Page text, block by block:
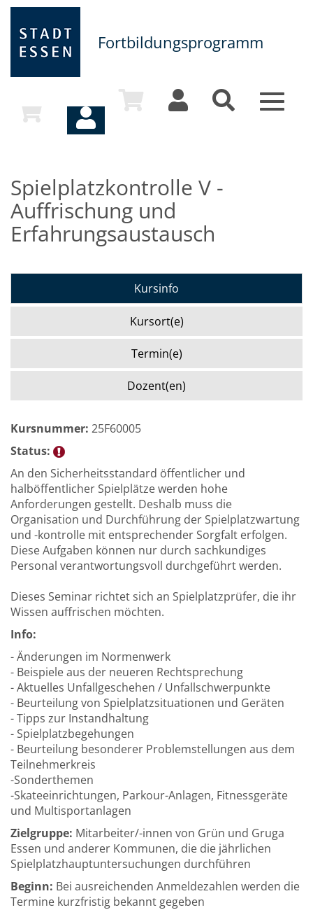
Fortbildungsprogramm
Toggle
Spielplatzkontrolle V -
Auffrischung und
Erfahrungsaustausch
Kursinfo
Kursort(e)
Termin(e)
Dozent(en)
Kursnummer: 25F60005
Status:
An den Sicherheitsstandard öffentlicher und
halböffentlicher Spielplätze werden hohe
Anforderungen gestellt. Deshalb muss die
Organisation und Durchführung der Spielplatzwartung
und -kontrolle mit entsprechender Sorgfalt erfolgen.
Diese Aufgaben können nur durch sachkundiges
Personal verantwortungsvoll durchgeführt werden.
Dieses Seminar richtet sich an Spielplatzprüfer, die ihr
Wissen auffrischen möchten.
Info:
- Änderungen im Normenwerk
- Beispiele aus der neueren Rechtsprechung
- Aktuelles Unfallgeschehen / Unfallschwerpunkte
- Beurteilung von Spielplatzsituationen und Geräten
- Tipps zur Instandhaltung
- Spielplatzbegehungen
- Beurteilung besonderer Problemstellungen aus dem
Teilnehmerkreis
-Sonderthemen
-Skateeinrichtungen, Parkour-Anlagen, Fitnessgeräte
und Multisportanlagen
Zielgruppe: Mitarbeiter/-innen von Grün und Gruga
Essen und anderer Kommunen, die die jährlichen
Spielplatzhauptuntersuchungen durchführen
Beginn: Bei ausreichenden Anmeldezahlen werden die
Termine kurzfristig bekannt gegeben